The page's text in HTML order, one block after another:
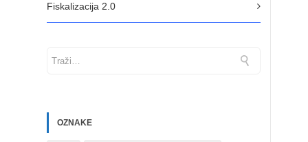
Fiskalizacija 2.0
OZNAKE